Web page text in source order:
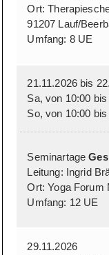
Ort:
91207 Lauf/
Umfang: 8 UE
21.11.2026 bis
Sa, von 10:00
So, von 10:00
Seminartage
Leitung: Ingrid
Ort: Yoga Forum
Umfang: 12 UE
29.11.2026